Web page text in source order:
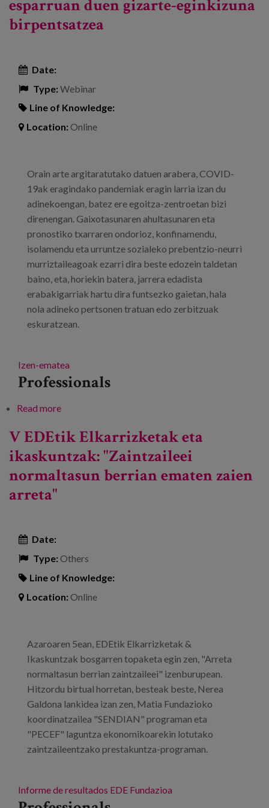
esparruan duen gizarte-eginkizuna
birpentsatzea
Date:
Type:Webinar
Line of Knowledge:
Location:Online
Orain arte argitaratutako datuen arabera, COVID-
19ak eragindako pandemiak eragin larria izan du
adinekoengan, batez ere egoitza-zentroetan bizi
direnengan. Gaixotasunaren ahultasunaren eta
pronostiko txarraren ondorioz, konfinamendu,
isolamendu eta urruntze sozialeko prebentzio-neurri
murriztaileagoak ezarri dira beste edozein taldetan
baino, eta, horiekin batera, jarrera edadista
erabakigarriak hartu dira funtsezko gaietan, hala
nola adineko pertsonen tratuan edo zerbitzuak
eskuratzean.
Izen-ematea
Professionals
Read moreabout Zahartzeak COVID-19aren esparruan duen
V EDEtik Elkarrizketak eta
ikaskuntzak: "Zaintzaileei
normaltasun berrian ematen zaien
arreta"
Date:
Type:Others
Line of Knowledge:
Location:Online
Azaroaren 5ean, EDEtik Elkarrizketak &
Ikaskuntzak bosgarren topaketa egin zen, "Arreta
normaltasun berrian zaintzaileei" izenburupean.
Hitzordu birtual horretan, besteak beste, Nerea
Galdona lankidea izan zen, Matia Fundazioko
koordinatzailea "SENDIAN" programan eta
"PECEF" laguntza ekonomikoarekin lotutako
zaintzaileentzako prestakuntza-programan.
Informe de resultados EDE Fundazioa